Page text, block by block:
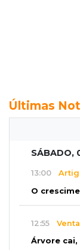
Últimas
SÁBADO,
13:00
O
12:55
Árvore